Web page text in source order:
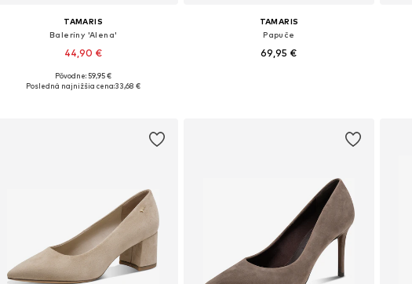
TAMARIS
Baleríny 'Alena'
44,90 €
+10
Dostupné veľkosti: 36, 37, 38, 39, 40, 41
Pôvodne: 59,95 €
Posledná najnižšia cena:33,68 €
TAMARIS
Papuče
69,95 €